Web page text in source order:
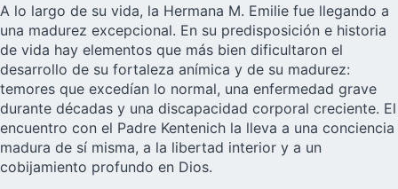
A lo largo de su vida, la Hermana M. Emilie fue llegando a
una madurez excepcional. En su predisposición e historia
de vida hay elementos que más bien dificultaron el
desarrollo de su fortaleza anímica y de su madurez:
temores que excedían lo normal, una enfermedad grave
durante décadas y una discapacidad corporal creciente. El
encuentro con el Padre Kentenich la lleva a una conciencia
madura de sí misma, a la libertad interior y a un
cobijamiento profundo en Dios.